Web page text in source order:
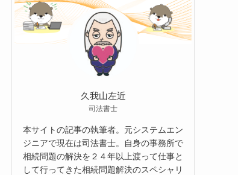
久我山左近
司法書士
本サイトの記事の執筆者。元システムエン
ジニアで現在は司法書士。自身の事務所で
相続問題の解決を２４年以上渡って仕事と
して行ってきた相続問題解決のスペシャリ